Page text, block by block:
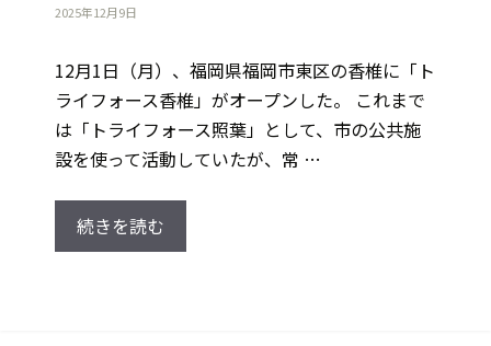
2025年12月9日
12月1日（月）、福岡県福岡市東区の香椎に「ト
ライフォース香椎」がオープンした。 これまで
は「トライフォース照葉」として、市の公共施
設を使って活動していたが、常 …
続きを読む